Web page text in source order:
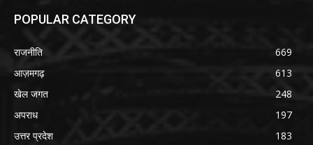
POPULAR CATEGORY
राजनीति
669
आज़मगढ़
613
खेल जगत
248
अपराध
197
उत्तर प्रदेश
183